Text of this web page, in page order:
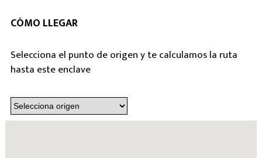
CÓMO LLEGAR
Selecciona el punto de origen y te calculamos la ruta
hasta este enclave